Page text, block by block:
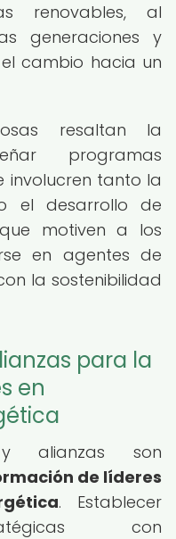
renovables, al
generaciones y
cambio hacia un
resaltan la
programas
involucren tanto la
el desarrollo de
motiven a los
en agentes de
la sostenibilidad
para la
en
y alianzas son
de líderes
. Establecer
con